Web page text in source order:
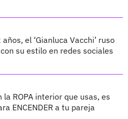
años, el ‘Gianluca Vacchi’ ruso
con su estilo en redes sociales
la ROPA interior que usas, es
ENCENDER a tu pareja